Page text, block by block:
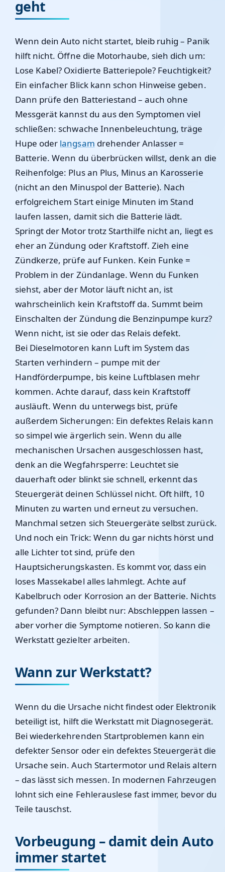
geht
Wenn dein Auto nicht startet, bleib ruhig – Panik
hilft nicht. Öffne die Motorhaube, sieh dich um:
Lose Kabel? Oxidierte Batteriepole? Feuchtigkeit?
Ein einfacher Blick kann schon Hinweise geben.
Dann prüfe den Batteriestand – auch ohne
Messgerät kannst du aus den Symptomen viel
schließen: schwache Innenbeleuchtung, träge
Hupe oder langsam drehender Anlasser =
Batterie. Wenn du überbrücken willst, denk an die
Reihenfolge: Plus an Plus, Minus an Karosserie
(nicht an den Minuspol der Batterie). Nach
erfolgreichem Start einige Minuten im Stand
laufen lassen, damit sich die Batterie lädt.
Springt der Motor trotz Starthilfe nicht an, liegt es
eher an Zündung oder Kraftstoff. Zieh eine
Zündkerze, prüfe auf Funken. Kein Funke =
Problem in der Zündanlage. Wenn du Funken
siehst, aber der Motor läuft nicht an, ist
wahrscheinlich kein Kraftstoff da. Summt beim
Einschalten der Zündung die Benzinpumpe kurz?
Wenn nicht, ist sie oder das Relais defekt.
Bei Dieselmotoren kann Luft im System das
Starten verhindern – pumpe mit der
Handförderpumpe, bis keine Luftblasen mehr
kommen. Achte darauf, dass kein Kraftstoff
ausläuft. Wenn du unterwegs bist, prüfe
außerdem Sicherungen: Ein defektes Relais kann
so simpel wie ärgerlich sein. Wenn du alle
mechanischen Ursachen ausgeschlossen hast,
denk an die Wegfahrsperre: Leuchtet sie
dauerhaft oder blinkt sie schnell, erkennt das
Steuergerät deinen Schlüssel nicht. Oft hilft, 10
Minuten zu warten und erneut zu versuchen.
Manchmal setzen sich Steuergeräte selbst zurück.
Und noch ein Trick: Wenn du gar nichts hörst und
alle Lichter tot sind, prüfe den
Hauptsicherungskasten. Es kommt vor, dass ein
loses Massekabel alles lahmlegt. Achte auf
Kabelbruch oder Korrosion an der Batterie. Nichts
gefunden? Dann bleibt nur: Abschleppen lassen –
aber vorher die Symptome notieren. So kann die
Werkstatt gezielter arbeiten.
Wann zur Werkstatt?
Wenn du die Ursache nicht findest oder Elektronik
beteiligt ist, hilft die Werkstatt mit Diagnosegerät.
Bei wiederkehrenden Startproblemen kann ein
defekter Sensor oder ein defektes Steuergerätdie
Ursache sein. Auch Startermotor und Relais altern
– das lässt sich messen. In modernen Fahrzeugen
lohnt sich eine Fehlerauslese fast immer, bevor du
Teile tauschst.
Vorbeugung – damit dein Auto
immer startet